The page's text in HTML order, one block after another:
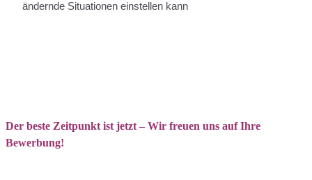
ändernde Situationen einstellen kann
Der beste Zeitpunkt ist jetzt – Wir freuen uns auf Ihre
Bewerbung!